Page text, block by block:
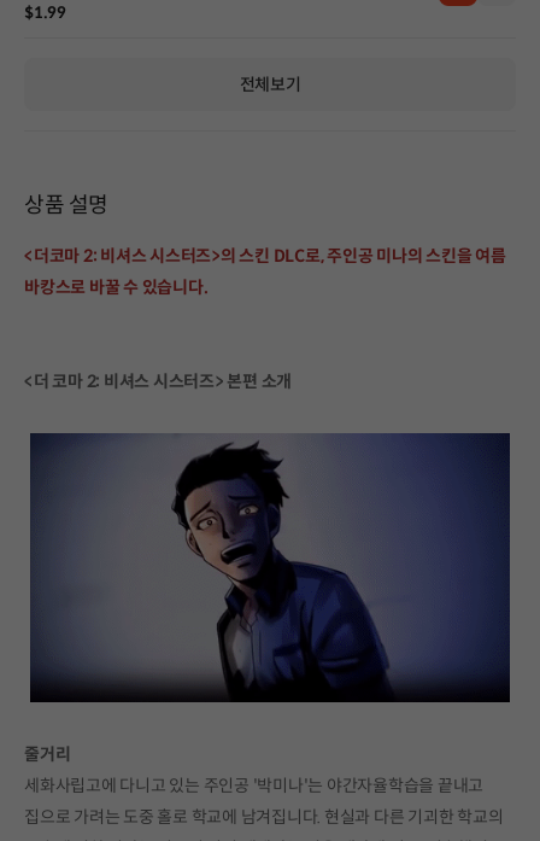
$1.99
전체보기
상품 설명
<더코마 2: 비셔스 시스터즈>의 스킨 DLC로, 주인공 미나의 스킨을 여름
바캉스로 바꿀 수 있습니다.
<더 코마 2: 비셔스 시스터즈> 본편 소개
줄거리
세화사립고에 다니고 있는 주인공 '박미나'는 야간자율학습을 끝내고
집으로 가려는 도중 홀로 학교에 남겨집니다. 현실과 다른 기괴한 학교의